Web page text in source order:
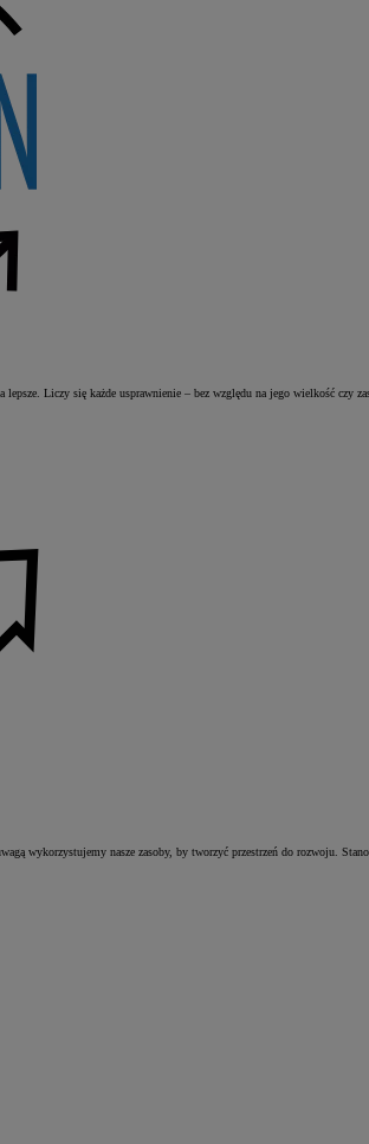
Liczy się każde usprawnienie – bez względu na jego wielkość czy
wykorzystujemy nasze zasoby, by tworzyć przestrzeń do rozwoju.